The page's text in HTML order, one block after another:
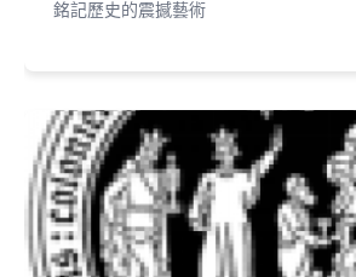
銘記歷史的震撼藝術